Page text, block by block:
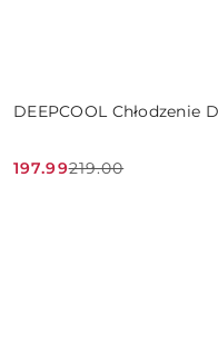
DEEPCOOL Chłodzenie
Cena
197.99
Cena
219.00